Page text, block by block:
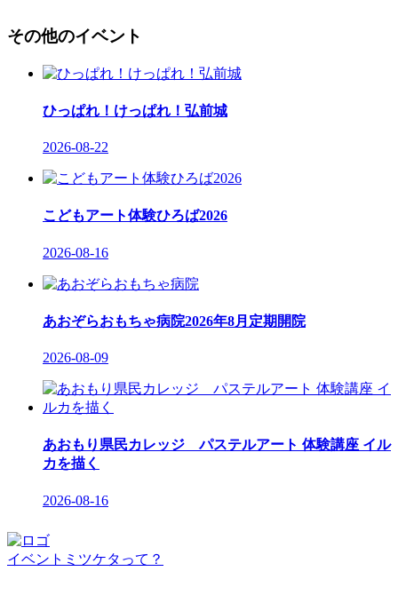
その他のイベント
ひっぱれ！けっぱれ！弘前城
2026-08-22
こどもアート体験ひろば2026
2026-08-16
あおぞらおもちゃ病院2026年8月定期開院
2026-08-09
あおもり県民カレッジ パステルアート 体験講座 イル
カを描く
2026-08-16
イベントミツケタって？